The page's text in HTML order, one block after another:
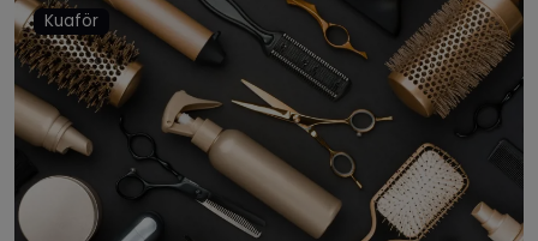
Kuaför